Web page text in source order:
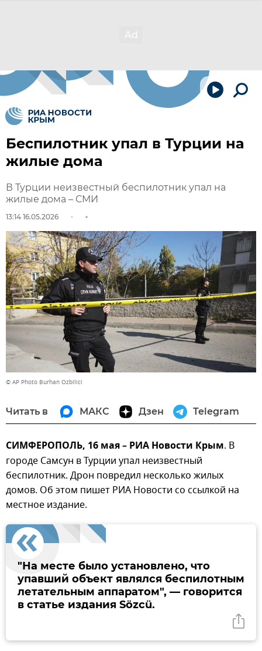
Беспилотник упал в Турции на
жилые дома
В Турции неизвестный беспилотник упал на
жилые дома – СМИ
13:14 16.05.2026
© AP Photo Burhan Ozbilici
Читать в МАКС Дзен Telegram
СИМФЕРОПОЛЬ, 16 мая – РИА Новости Крым. В
городе Самсун в Турции упал неизвестный
беспилотник. Дрон повредил несколько жилых
домов. Об этом пишет РИА Новости со ссылкой на
местное издание.
"На месте было установлено, что
упавший объект являлся беспилотным
летательным аппаратом", — говорится
в статье издания Sözcü.